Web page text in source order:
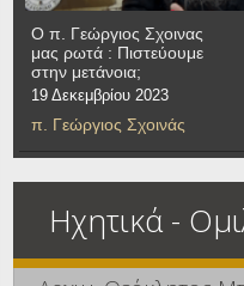
Ο π. Γεώργιος Σχοινας
μας ρωτά : Πιστεύουμε
στην μετάνοια;
19 Δεκεμβρίου 2023
π. Γεώργιος Σχοινάς
Ηχητικά -